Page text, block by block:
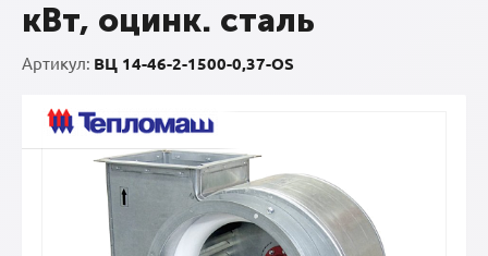
кВт, оцинк. сталь
Артикул: ВЦ 14-46-2-1500-0,37-OS